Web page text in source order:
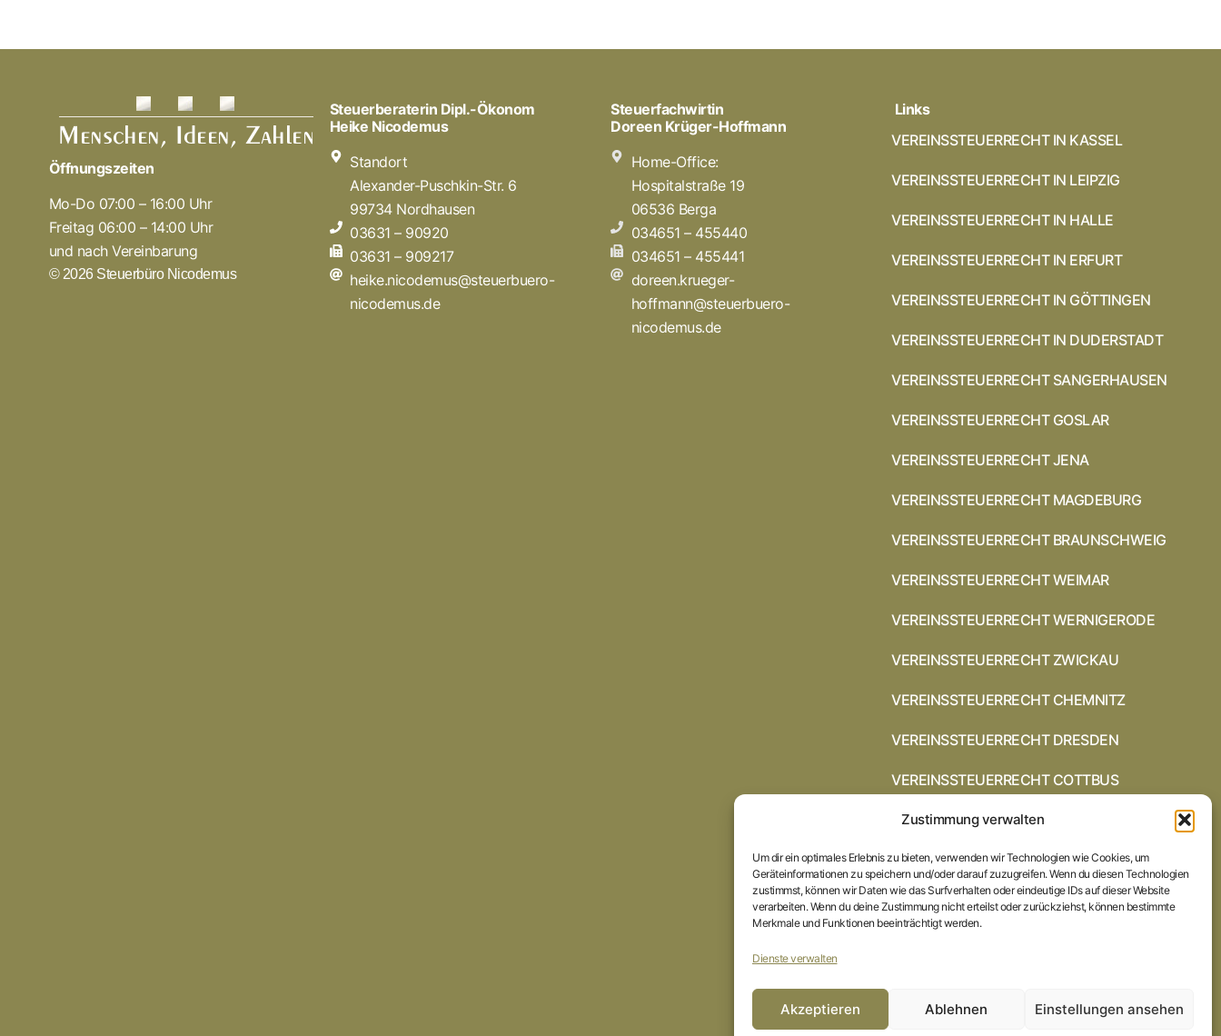
Zustimmung verwalten
Um dir ein optimales Erlebnis zu bieten, verwenden wir Technologien wie Cookies, um
Geräteinformationen zu speichern und/oder darauf zuzugreifen. Wenn du diesen Technologien
zustimmst, können wir Daten wie das Surfverhalten oder eindeutige IDs auf dieser Website
verarbeiten. Wenn du deine Zustimmung nicht erteilst oder zurückziehst, können bestimmte
Merkmale und Funktionen beeinträchtigt werden.
Dienste verwalten
Akzeptieren Ablehnen Einstellungen ansehen
Öffnungszeiten
Mo-Do 07:00 – 16:00 Uhr
Freitag 06:00 – 14:00 Uhr
und nach Vereinbarung
© 2026 Steuerbüro Nicodemus
Steuerberaterin Dipl.-Ökonom
Heike Nicodemus
Standort
Alexander-Puschkin-Str. 6
99734 Nordhausen
03631 – 90920
03631 – 909217
heike.nicodemus@steuerbuero-
nicodemus.de
Steuerfachwirtin
Doreen Krüger-Hoffmann
Home-Office:
Hospitalstraße 19
06536 Berga
034651 – 455440
034651 – 455441
doreen.krueger-
hoffmann@steuerbuero-
nicodemus.de
Links
VEREINSSTEUERRECHT IN KASSEL
VEREINSSTEUERRECHT IN LEIPZIG
VEREINSSTEUERRECHT IN HALLE
VEREINSSTEUERRECHT IN ERFURT
VEREINSSTEUERRECHT IN GÖTTINGEN
VEREINSSTEUERRECHT IN DUDERSTADT
VEREINSSTEUERRECHT SANGERHAUSEN
VEREINSSTEUERRECHT GOSLAR
VEREINSSTEUERRECHT JENA
VEREINSSTEUERRECHT MAGDEBURG
VEREINSSTEUERRECHT BRAUNSCHWEIG
VEREINSSTEUERRECHT WEIMAR
VEREINSSTEUERRECHT WERNIGERODE
VEREINSSTEUERRECHT ZWICKAU
VEREINSSTEUERRECHT CHEMNITZ
VEREINSSTEUERRECHT DRESDEN
VEREINSSTEUERRECHT COTTBUS
VEREINSSTEUERRECHT IN
VEREINSSTEUERRECHT HILDESHEIM
STARTSEITE